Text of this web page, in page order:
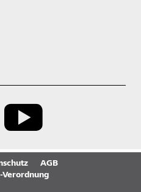
AGB
Verordnung